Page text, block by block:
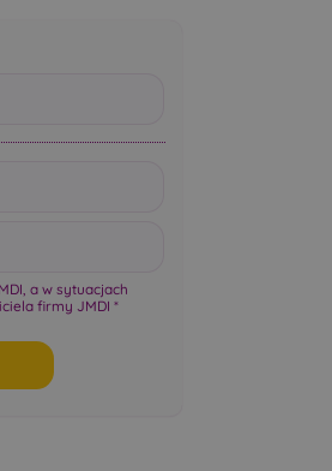
a w sytuacjach
firmy JMDI *